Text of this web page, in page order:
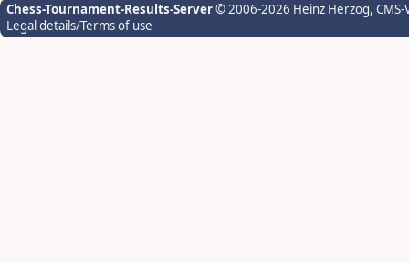
Chess-Tournament-Results-Server© 2006-2026 Heinz Herzog,
Legal details/Terms of use